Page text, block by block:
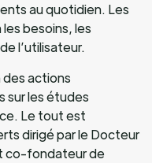
au quotidien. Les
besoins, les
l’utilisateur.
des actions
sur les études
Le tout est
dirigé par le Docteur
co-fondateur de